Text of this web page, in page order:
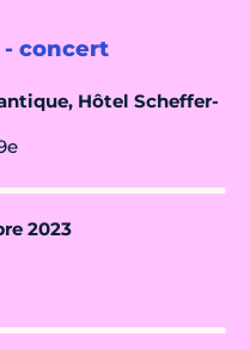
concert
Hôtel Scheffer-
2023